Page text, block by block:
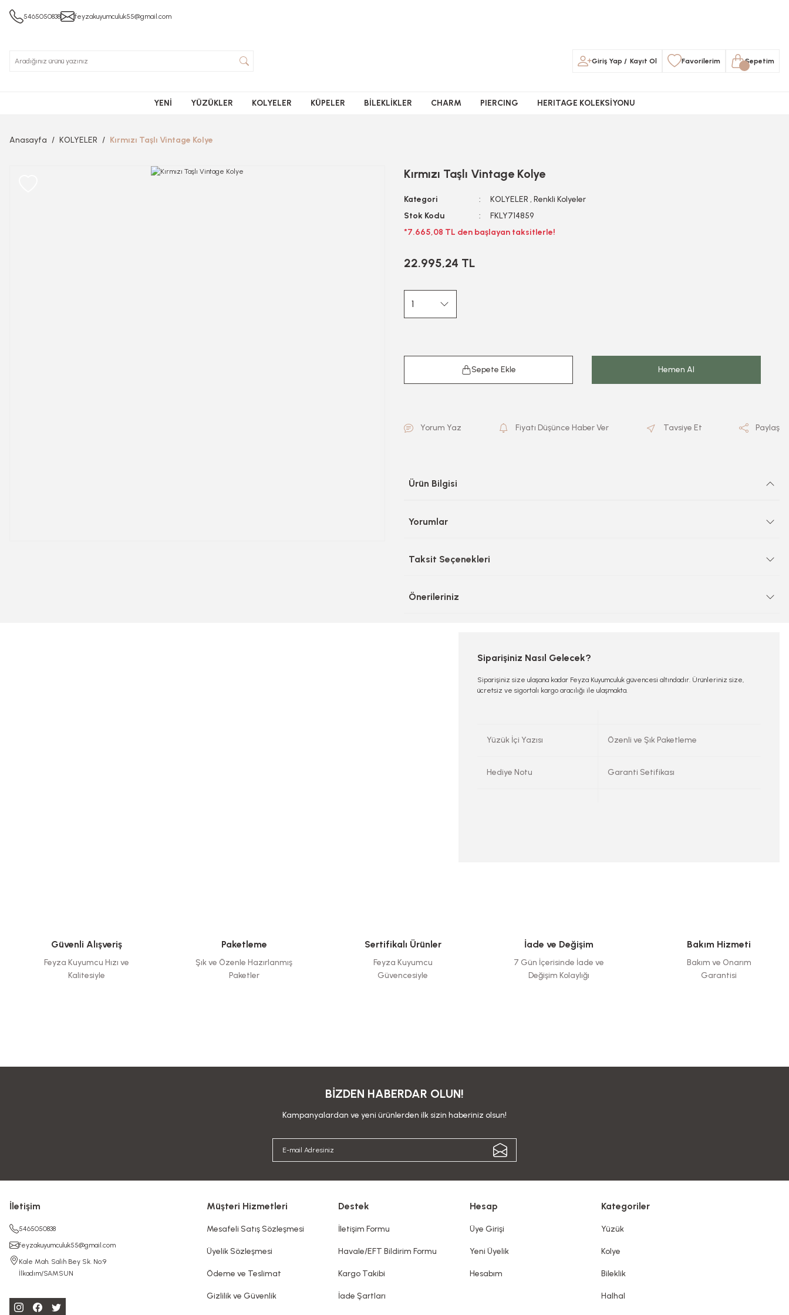
5465050838 feyzakuyumculuk55@gmail.com
Giriş Yap / Kayıt Ol Favorilerim Sepetim
YENİ YÜZÜKLER KOLYELER KÜPELER BİLEKLİKLER CHARM PIERCING HERITAGE KOLEKSİYONU
Anasayfa KOLYELER Kırmızı Taşlı Vintage Kolye
Kırmızı Taşlı Vintage Kolye
Kategori KOLYELER , Renkli Kolyeler
Stok Kodu
FKLY714859
*7.665,08 TL den başlayan taksitlerle!
22.995,24 TL
Sepete Ekle Hemen Al
Yorum Yaz Fiyatı Düşünce Haber Ver Tavsiye Et Paylaş
Ürün Bilgisi
Yorumlar
Taksit Seçenekleri
Önerileriniz
Siparişiniz Nasıl Gelecek?
Siparişiniz size ulaşana kadar Feyza Kuyumculuk güvencesi altındadır. Ürünleriniz size,
ücretsiz ve sigortalı kargo aracılığı ile ulaşmakta.
Yüzük İçi Yazısı Özenli ve Şık Paketleme
Hediye Notu Garanti Setifikası
Güvenli Alışveriş
Feyza Kuyumcu Hızı ve
Kalitesiyle
Paketleme
Şık ve Özenle Hazırlanmış
Paketler
Sertifikalı Ürünler
Feyza Kuyumcu
Güvencesiyle
İade ve Değişim
7 Gün İçerisinde İade ve
Değişim Kolaylığı
Bakım Hizmeti
Bakım ve Onarım
Garantisi
BİZDEN HABERDAR OLUN!
Kampanyalardan ve yeni ürünlerden ilk sizin haberiniz olsun!
İletişim
5465050838
feyzakuyumculuk55@gmail.com
Kale Mah. Salih Bey Sk. No:9
İlkadım/SAMSUN
Müşteri Hizmetleri
Mesafeli Satış Sözleşmesi
Üyelik Sözleşmesi
Ödeme ve Teslimat
Gizlilik ve Güvenlik
Destek
İletişim Formu
Havale/EFT Bildirim Formu
Kargo Takibi
İade Şartları
Hesap
Üye Girişi
Yeni Üyelik
Hesabım
Kategoriler
Yüzük
Kolye
Bileklik
Halhal